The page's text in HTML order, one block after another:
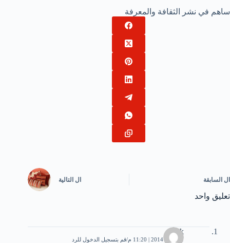
ساهم في نشر الثقافة والمعرفة
ال السابقة ال التالية
تعليق واحد
Kik
11 مايو، 2014 | 11:20 م قم بتسجيل الدخول للرد